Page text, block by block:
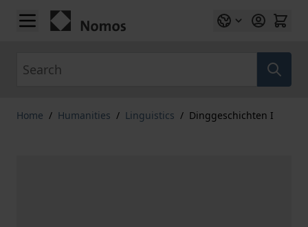
Skip to Content
Home / Humanities / Linguistics / Dinggeschichten I